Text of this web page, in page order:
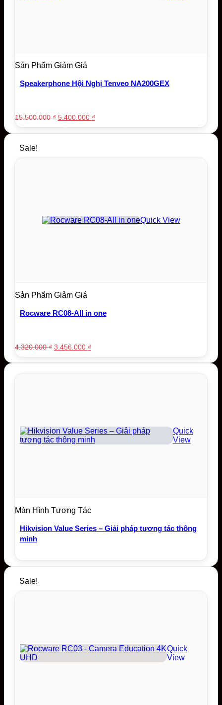
Sản Phẩm Giảm Giá
Speakerphone Hội Nghị Tenveo NA200GEX
15.500.000₫ Original
was:
5.400.000 ₫Current
is:
Sale!
Quick View
Sản Phẩm Giảm Giá
Rocware RC08-All in one
4.320.000₫ Original
was:
3.456.000 ₫Current
is:
Quick
View
Màn Hình Tương Tác
Hikvision Value Series – Giải pháp tương tác thông
minh
Sale!
Quick
View